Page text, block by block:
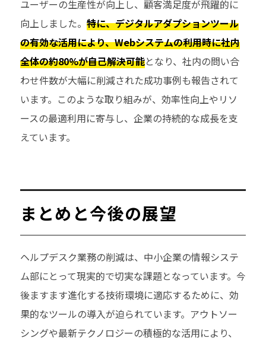
ユーザーの生産性が向上し、顧客満足度が飛躍的に
向上しました。 特に、デジタルアダプションツール
の有効な活用により、Webシステムの利用時に社内
全体の約80%が自己解決可能となり、社内の問い合
わせ件数が大幅に削減された成功事例も報告されて
います。このような取り組みが、効率性向上やリソ
ースの最適利用に寄与し、企業の持続的な成長を支
えています。
まとめと今後の展望
ヘルプデスク業務の削減は、中小企業の情報システ
ム部にとって現実的で切実な課題となっています。今
後ますます進化する技術環境に適応するために、効
果的なツールの導入が迫られています。アウトソー
シングや最新テクノロジーの積極的な活用により、